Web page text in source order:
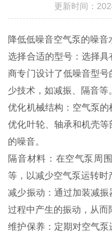
更新时间：
降低低噪音空气泵的噪
选择合适的型号：选择
商专门设计了低噪音型
少技术，如减振、隔音等
优化机械结构：空气泵
优化叶轮、轴承和机壳
的噪音。
隔音材料：在空气泵周
等，以减少空气泵运转时
减少振动：通过加装减
过程中产生的振动，从而
维护保养：定期对空气